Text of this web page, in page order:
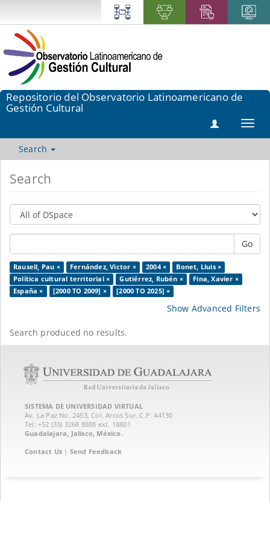
Repositorio del Observatorio Latinoamericano de
Gestión Cultural
Search
Search
Go
Rausell, Pau × Fernández, Victor × 2004 ×
Bonet, Lluis ×
Política cultural territorial ×
Gutiérrez, Rubén ×
Fina, Xavier ×
España ×
[2000 TO 2009] × [2000 TO 2025] ×
Show Advanced Filters
Search produced no results.
SISTEMA DE UNIVERSIDAD VIRTUAL
Av. La Paz No. 2453, Col. Arcos Sur. C.P. 44130
Tel: +52 (33) 3268 8888‏ ext. 18801
Guadalajara, Jalisco, México.
Contact Us | Send Feedback